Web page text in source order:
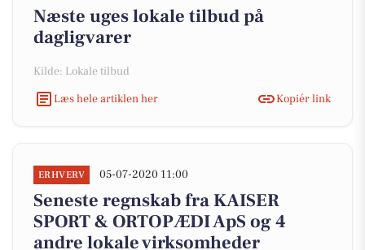
Næste uges lokale tilbud på
dagligvarer
Kilde: Lokale tilbud
Læs hele artiklen her
Kopiér link
ERHVERV 05-07-2020 11:00
Seneste regnskab fra KAISER
SPORT & ORTOPÆDI ApS og 4
andre lokale virksomheder